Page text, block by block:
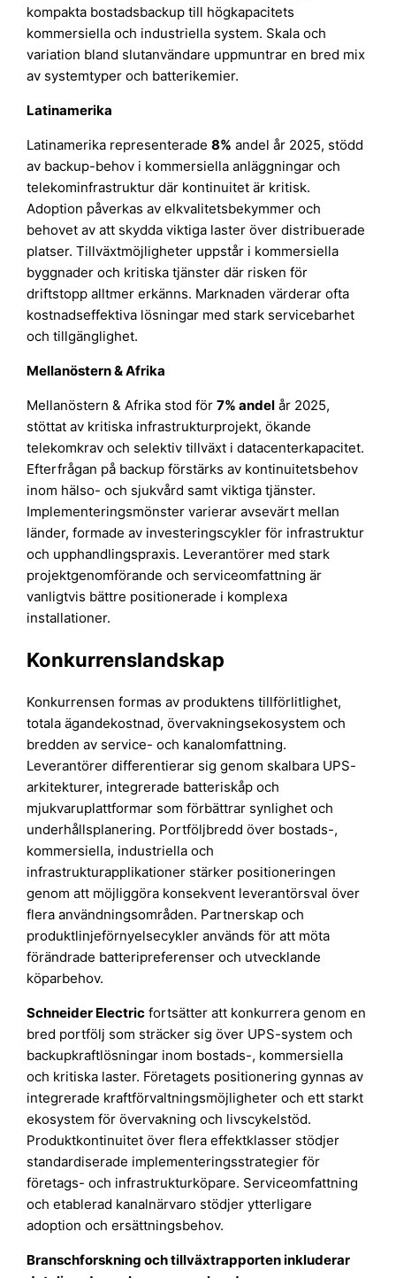
kompakta bostadsbackup till högkapacitets
kommersiella och industriella system. Skala och
variation bland slutanvändare uppmuntrar en bred mix
av systemtyper och batterikemier.
Latinamerika
Latinamerika representerade8% andel år 2025, stödd
av backup-behov i kommersiella anläggningar och
telekominfrastruktur där kontinuitet är kritisk.
Adoption påverkas av elkvalitetsbekymmer och
behovet av att skydda viktiga laster över distribuerade
platser. Tillväxtmöjligheter uppstår i kommersiella
byggnader och kritiska tjänster där risken för
driftstopp alltmer erkänns. Marknaden värderar ofta
kostnadseffektiva lösningar med stark servicebarhet
och tillgänglighet.
Mellanöstern & Afrika
Mellanöstern & Afrika stod för7% andel år 2025,
stöttat av kritiska infrastrukturprojekt, ökande
telekomkrav och selektiv tillväxt i datacenterkapacitet.
Efterfrågan på backup förstärks av kontinuitetsbehov
inom hälso- och sjukvård samt viktiga tjänster.
Implementeringsmönster varierar avsevärt mellan
länder, formade av investeringscykler för infrastruktur
och upphandlingspraxis. Leverantörer med stark
projektgenomförande och serviceomfattning är
vanligtvis bättre positionerade i komplexa
installationer.
Konkurrenslandskap
Konkurrensen formas av produktens tillförlitlighet,
totala ägandekostnad, övervakningsekosystem och
bredden av service- och kanalomfattning.
Leverantörer differentierar sig genom skalbara UPS-
arkitekturer, integrerade batteriskåp och
mjukvaruplattformar som förbättrar synlighet och
underhållsplanering. Portföljbredd över bostads-,
kommersiella, industriella och
infrastrukturapplikationer stärker positioneringen
genom att möjliggöra konsekvent leverantörsval över
flera användningsområden. Partnerskap och
produktlinjeförnyelsecykler används för att möta
förändrade batteripreferenser och utvecklande
köparbehov.
Schneider Electric fortsätter att konkurrera genom en
bred portfölj som sträcker sig över UPS-system och
backupkraftlösningar inom bostads-, kommersiella
och kritiska laster. Företagets positionering gynnas av
integrerade kraftförvaltningsmöjligheter och ett starkt
ekosystem för övervakning och livscykelstöd.
Produktkontinuitet över flera effektklasser stödjer
standardiserade implementeringsstrategier för
företags- och infrastrukturköpare. Serviceomfattning
och etablerad kanalnärvaro stödjer ytterligare
adoption och ersättningsbehov.
Branschforskning och tillväxtrapporten inkluderar